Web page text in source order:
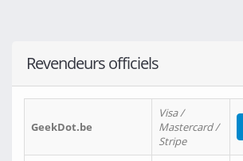
Revendeurs officiels
GeekDot.be
Visa /
Mastercard /
Stripe